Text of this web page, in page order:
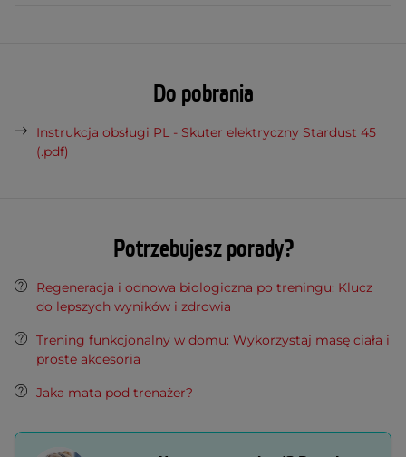
Do pobrania
Instrukcja obsługi PL - Skuter elektryczny Stardust 45
(.pdf)
Potrzebujesz porady?
Regeneracja i odnowa biologiczna po treningu: Klucz
do lepszych wyników i zdrowia
Trening funkcjonalny w domu: Wykorzystaj masę ciała i
proste akcesoria
Jaka mata pod trenażer?